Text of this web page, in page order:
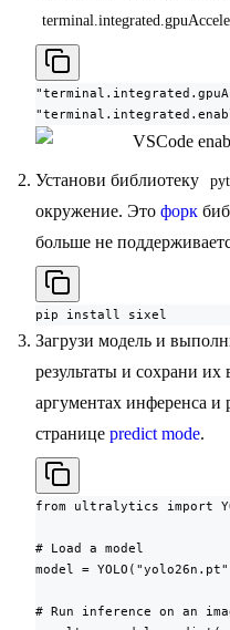
Установи библиотеку
окружение. Это форк
больше не
pip install sixel
Загрузи модель и
результаты и сохрани
аргументах инференса и
странице predict mode.
from ultralytics import
# Load a model
model =
# Run inference on an